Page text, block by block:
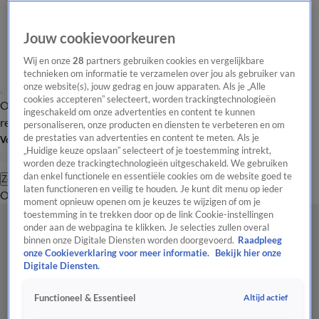
Overzicht Laatste nieuws Regionieuws Het beste van Hart
Tip de
redactie
Volg Hart van Nederland
Zoeken
OverzichtRegioUitzendingenWeerTip de redactiePanelVideo's
Jouw cookievoorkeuren
Wij en onze28 partners gebruiken cookies en vergelijkbare
technieken om informatie te verzamelen over jou als gebruiker van
onze website(s), jouw gedrag en jouw apparaten. Als je „Alle
cookies accepteren” selecteert, worden trackingtechnologieën
ingeschakeld om onze advertenties en content te kunnen
personaliseren, onze producten en diensten te verbeteren en om
de prestaties van advertenties en content te meten. Als je
„Huidige keuze opslaan” selecteert of je toestemming intrekt,
worden deze trackingtechnologieën uitgeschakeld. We gebruiken
dan enkel functionele en essentiële cookies om de website goed te
laten functioneren en veilig te houden. Je kunt dit menu op ieder
moment opnieuw openen om je keuzes te wijzigen of om je
toestemming in te trekken door op de link Cookie-instellingen
onder aan de webpagina te klikken. Je selecties zullen overal
binnen onze Digitale Diensten worden doorgevoerd. Raadpleeg
onze Cookieverklaring voor meer informatie.
Bekijk hier onze
Digitale Diensten.
Functioneel & Essentieel Altijd actief